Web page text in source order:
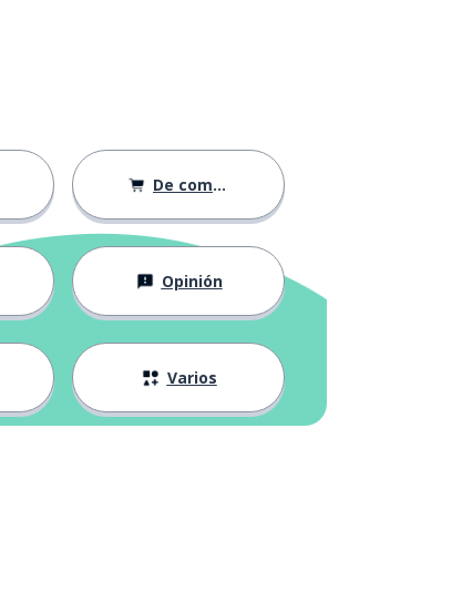
De compras
Opinión
Varios